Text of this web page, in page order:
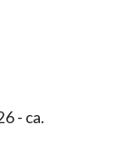
- ca.